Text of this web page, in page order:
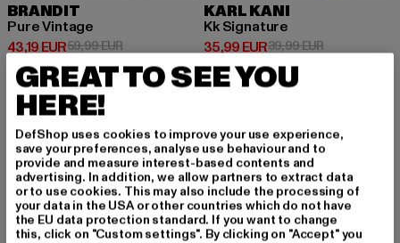
BRANDIT
Pure Vintage
43,19 EUR
Derzeitiger Preis: 43,19 EUR
59,99 EURAktionspreis: 59,99 EUR
KARL KANI
Kk Signature
35,99 EUR
Derzeitiger Preis: 35,99 EUR
39,99 EURAktionspreis:
-10%
GREAT TO SEE YOU
HERE!
DefShop uses cookies to improve your use experience,
save your preferences, analyse use behaviour and to
provide and measure interest-based contents and
advertising. In addition, we allow partners to extract data
or to use cookies. This may also include the processing of
your data in the USA or other countries which do not have
the EU data protection standard. If you want to change
this, click on "Custom settings". By clicking on "Accept" you